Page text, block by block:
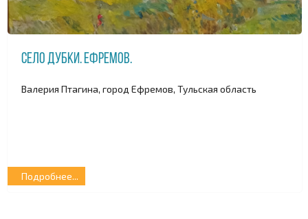
Село Дубки. Ефремов.
Валерия Птагина, город Ефремов, Тульская область
Подробнее...